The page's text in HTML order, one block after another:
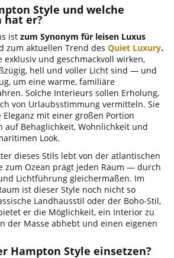
Style und welche
hat er?
ist zum Synonym für leisen Luxus
zum aktuellen Trend des Quiet Luxury.
exklusiv und geschmackvoll wirken,
hell und voller Licht sind — und
um eine warme, familiäre
Solche Interieurs sollen Erholung,
von Urlaubsstimmung vermitteln. Sie
mit einer großen Portion
auf Behaglichkeit, Wohnlichkeit und
Look.
dieses Stils lebt von der atlantischen
zum Ozean prägt jeden Raum — durch
Lichtführung gleichermaßen. Im
ist dieser Style noch nicht so
Landhausstil oder der Boho-Stil,
er die Möglichkeit, ein Interior zu
der Masse abhebt und einen eigenen
Hampton Style einsetzen?